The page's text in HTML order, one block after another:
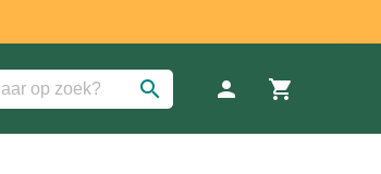
search person shopping_cart